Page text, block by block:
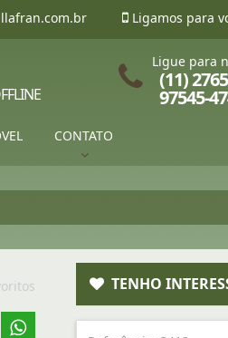
Ligamos para
CONTATO
Ligue para
(11)
97545-
TENHO